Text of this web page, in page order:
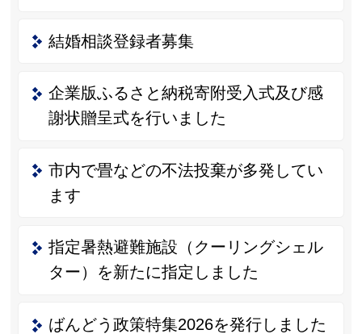
結婚相談登録者募集
企業版ふるさと納税寄附受入式及び感
謝状贈呈式を行いました
市内で畳などの不法投棄が多発してい
ます
指定暑熱避難施設（クーリングシェル
ター）を新たに指定しました
ばんどう政策特集2026を発行しました